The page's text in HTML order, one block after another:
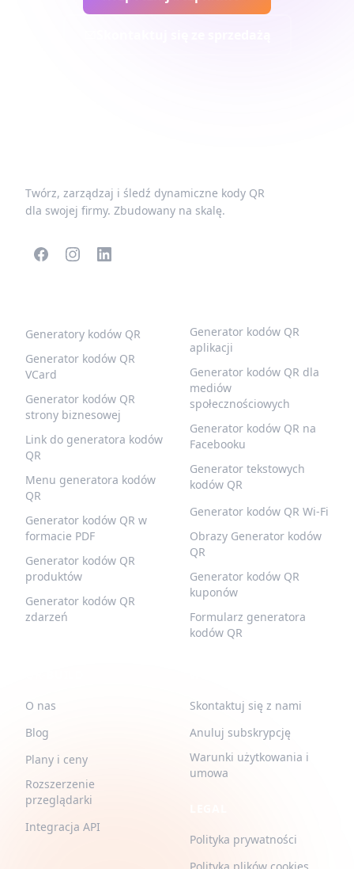
Twórz, zarządzaj i śledź dynamiczne kody QR
dla swojej firmy. Zbudowany na skalę.
Generatory kodów QR
Generator kodów QR
VCard
Generator kodów QR
strony biznesowej
Link do generatora kodów
QR
Menu generatora kodów
QR
Generator kodów QR w
formacie PDF
Generator kodów QR
produktów
Generator kodów QR
zdarzeń
Generator kodów QR
aplikacji
Generator kodów QR dla
mediów
społecznościowych
Generator kodów QR na
Facebooku
Generator tekstowych
kodów QR
Generator kodów QR Wi-Fi
Obrazy Generator kodów
QR
Generator kodów QR
kuponów
Formularz generatora
kodów QR
O nas
Blog
Plany i ceny
Rozszerzenie
przeglądarki
Integracja API
Skontaktuj się z nami
Anuluj subskrypcję
Warunki użytkowania i
umowa
Polityka prywatności